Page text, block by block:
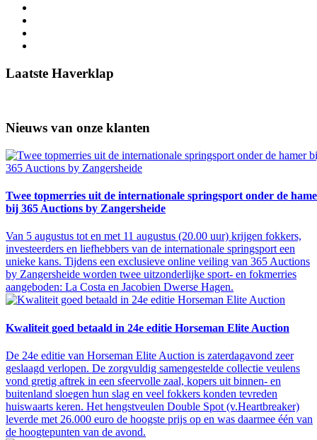
Laatste Haverklap
Nieuws van onze klanten
Twee topmerries uit de internationale springsport onder de
bij 365 Auctions by Zangersheide
Van 5 augustus tot en met 11 augustus (20.00 uur) krijgen fokkers,
investeerders en liefhebbers van de internationale springsport een
unieke kans. Tijdens een exclusieve online veiling van 365 Auctions
by Zangersheide worden twee uitzonderlijke sport- en fokmerries
aangeboden: La Costa en Jacobien Dwerse Hagen.
Kwaliteit goed betaald in 24e editie Horseman Elite Auction
De 24e editie van Horseman Elite Auction is zaterdagavond zeer
geslaagd verlopen. De zorgvuldig samengestelde collectie veulens
vond gretig aftrek in een sfeervolle zaal, kopers uit binnen- en
buitenland sloegen hun slag en veel fokkers konden tevreden
huiswaarts keren. Het hengstveulen Double Spot (v.Heartbreaker)
leverde met 26.000 euro de hoogste prijs op en was daarmee één van
de hoogtepunten van de avond.